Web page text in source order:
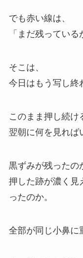
でも赤い線は、
「まだ残ってい
そこは、
今日はもう写し終
このまま押し続け
翌朝に何を見れば
黒ずみが残ったの
押した跡が濃く見
ったのか。
全部が同じ小鼻に